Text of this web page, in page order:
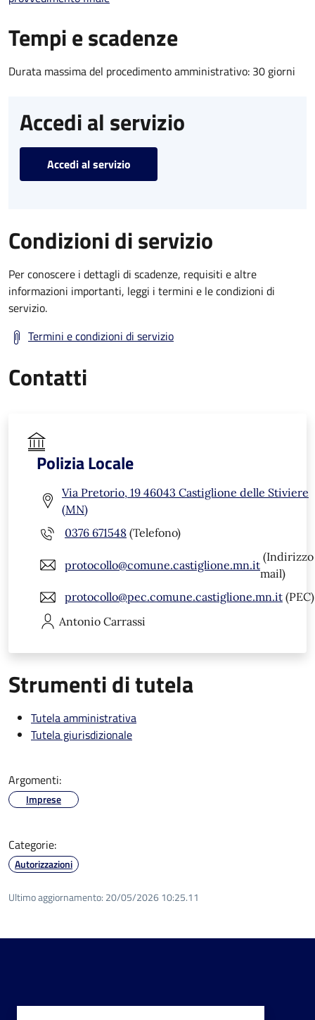
Tempi e scadenze
Durata massima del procedimento amministrativo: 30 giorni
Accedi al servizio
Accedi al servizio
Condizioni di servizio
Per conoscere i dettagli di scadenze, requisiti e altre
informazioni importanti, leggi i termini e le condizioni di
servizio.
Termini e condizioni di servizio
Contatti
Polizia Locale
Via Pretorio, 19 46043 Castiglione delle Stiviere
(MN)
0376 671548 (Telefono)
protocollo@comune.castiglione.mn.it
(Indirizzo
mail)
protocollo@pec.comune.castiglione.mn.it (PEC)
Antonio Carrassi
Strumenti di tutela
Tutela amministrativa
Tutela giurisdizionale
Argomenti:
Imprese
Categorie:
Autorizzazioni
Ultimo aggiornamento: 20/05/2026 10:25.11